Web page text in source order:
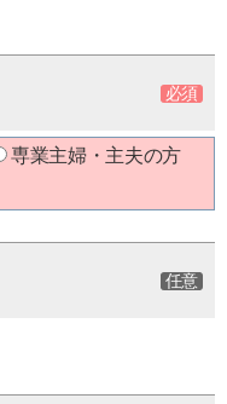
専業主婦・主夫の方